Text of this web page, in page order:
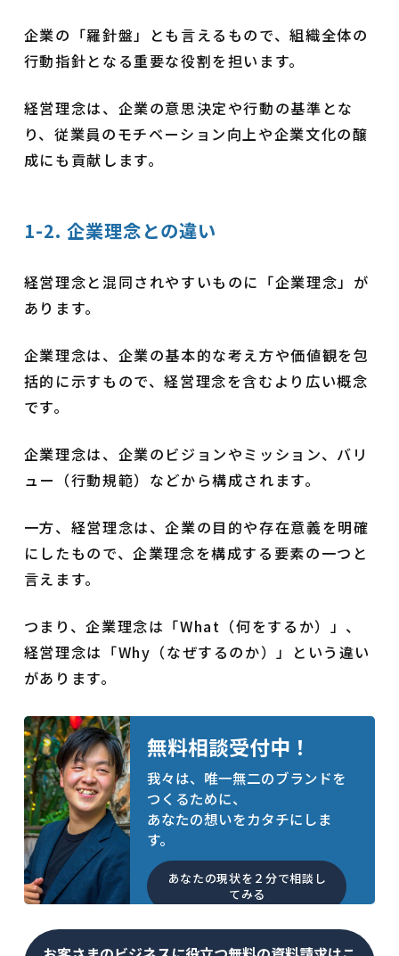
企業の「羅針盤」とも言えるもので、組織全体の
行動指針となる重要な役割を担います。
経営理念は、企業の意思決定や行動の基準とな
り、従業員のモチベーション向上や企業文化の醸
成にも貢献します。
1-2. 企業理念との違い
経営理念と混同されやすいものに「企業理念」が
あります。
企業理念は、企業の基本的な考え方や価値観を包
括的に示すもので、経営理念を含むより広い概念
です。
企業理念は、企業のビジョンやミッション、バリ
ュー（行動規範）などから構成されます。
一方、経営理念は、企業の目的や存在意義を明確
にしたもので、企業理念を構成する要素の一つと
言えます。
つまり、企業理念は「What（何をするか）」、
経営理念は「Why（なぜするのか）」という違い
があります。
無料相談受付中！
我々は、唯一無二のブランドを
つくるために、
あなたの想いをカタチにしま
す。
あなたの現状を２分で相談し
てみる